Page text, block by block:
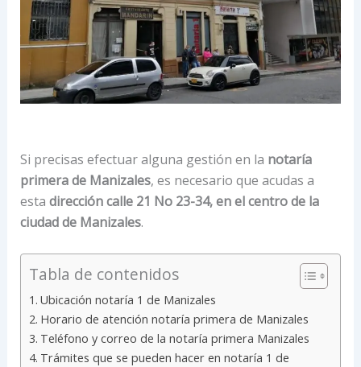
Si precisas efectuar alguna gestión en la notaría
primera de Manizales, es necesario que acudas a
esta dirección calle 21 No 23-34, en el centro de la
ciudad de Manizales.
Tabla de contenidos
Ubicación notaría 1 de Manizales
Horario de atención notaría primera de Manizales
Teléfono y correo de la notaría primera Manizales
Trámites que se pueden hacer en notaría 1 de